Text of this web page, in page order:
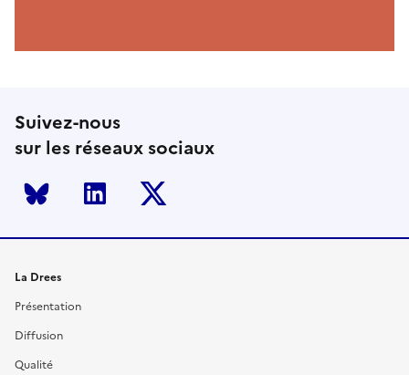
Suivez-nous
sur les réseaux sociaux
Bluesky LinkedIn
La Drees
Présentation
Diffusion
Qualité